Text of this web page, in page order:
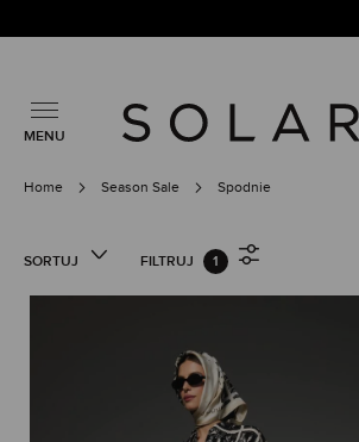
MENU
Home Season Sale Spodnie
SORTUJ FILTRUJ 1